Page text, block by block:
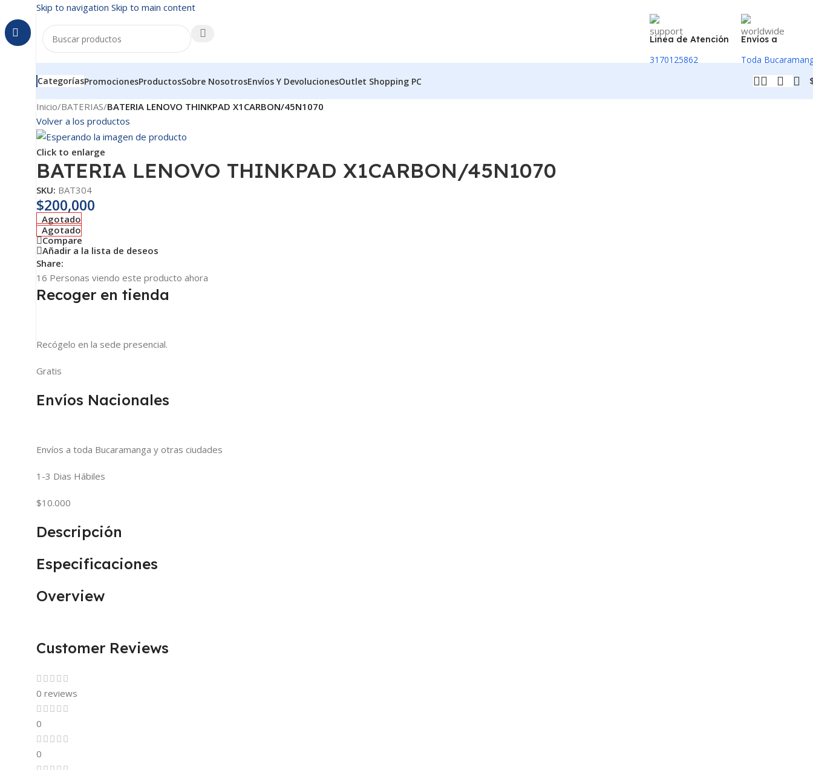
Skip to navigation Skip to main content
Linea de Atención
3170125862
Envíos a
Toda
CategoríasPromocionesProductosSobre NosotrosEnvíos Y DevolucionesOutlet Shopping PC
Inicio/BATERIAS/BATERIA LENOVO THINKPAD X1CARBON/45N1070
Volver a los productos
Click to enlarge
BATERIA LENOVO THINKPAD X1CARBON/45N1070
SKU: BAT304
$200,000
Agotado
Agotado
Compare
Añadir a la lista de deseos
Share:
16 Personas viendo este producto ahora
Recoger en tienda
Recógelo en la sede presencial.
Gratis
Envíos Nacionales
Envíos a toda Bucaramanga y otras ciudades
1-3 Dias Hábiles
$10.000
Descripción
Especificaciones
Overview
Customer Reviews
0 reviews
0
0